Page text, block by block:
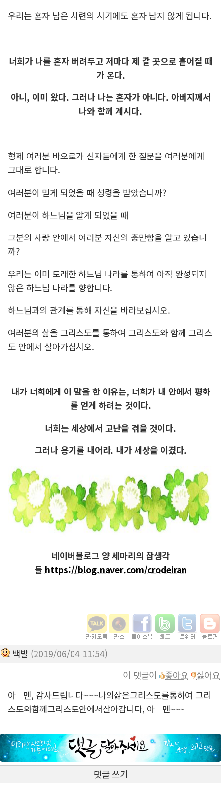
우리는 혼자 남은 시련의 시기에도 혼자 남지 않게 됩니다.
너희가 나를 혼자 버려두고 저마다 제 갈 곳으로 흩어질 때
가 온다.
아니, 이미 왔다. 그러나 나는 혼자가 아니다. 아버지께서
나와 함께 계시다.
형제 여러분 바오로가 신자들에게 한 질문을 여러분에게
그대로 합니다.
여러분이 믿게 되었을 때 성령을 받았습니까?
여러분이 하느님을 알게 되었을 때
그분의 사랑 안에서 여러분 자신의 충만함을 알고 있습니
까?
우리는 이미 도래한 하느님 나라를 통하여 아직 완성되지
않은 하느님 나라를 향합니다.
하느님과의 관계를 통해 자신을 바라보십시오.
여러분의 삶을 그리스도를 통하여 그리스도와 함께 그리스
도 안에서 살아가십시오.
내가 너희에게 이 말을 한 이유는, 너희가 내 안에서 평화
를 얻게 하려는 것이다.
너희는 세상에서 고난을 겪을 것이다.
그러나 용기를 내어라. 내가 세상을 이겼다.
네이버블로그 양 세마리의 잡생각
들 https://blog.naver.com/crodeiran
백발 (2019/06/04 11:54)
이 댓글이
좋아요
싫어요
아 멘, 감사드립니다~~~나의삶은그리스도를통하여 그리
스도와함께그리스도안에서살아갑니다, 아 멘~~~
댓글 쓰기